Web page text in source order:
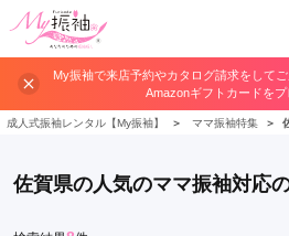
My振袖で来店予約やカタログ請求をして
Amazonギフトカードをプ
成人式振袖レンタル【My振袖】 ＞ ママ振袖特集 ＞
佐賀県の人気のママ振袖対応